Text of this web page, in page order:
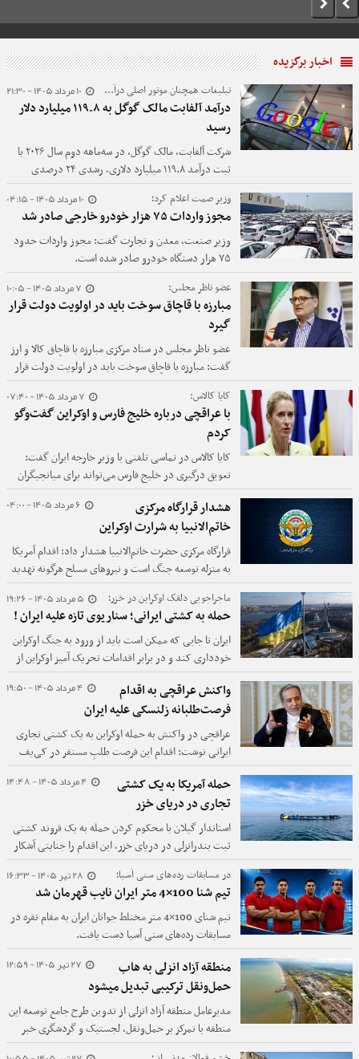
اخبار برگزیده
10 مرداد 1405 - 21:30 تبلیغات همچنان موتور اصلی درآمد گوگل؛
درآمد آلفابت مالک گوگل به ۱۱۹.۸ میلیارد دلار
رسید
شرکت آلفابت، مالک گوگل، در سه‌ماهه دوم سال ۲۰۲۶ با
ثبت درآمد ۱۱۹.۸ میلیارد دلاری، رشدی ۲۴ درصدی
نسبت به مدت مشابه سال گذشته را به ثبت رساند؛
عملکردی که فراتر از پیش‌بینی تحلیلگران بود.
10 مرداد 1405 - 04:15 وزیر صمت اعلام کرد؛
مجوز واردات ۷۵ هزار خودرو خارجی صادر شد
وزیر صنعت، معدن و تجارت گفت: مجوز واردات حدود
۷۵ هزار دستگاه خودرو صادر شده است.
7 مرداد 1405 - 10:05 عضو ناظر مجلس:
مبارزه با قاچاق سوخت باید در اولویت دولت قرار
گیرد
عضو ناظر مجلس در ستاد مرکزی مبارزه با قاچاق کالا و ارز
گفت: مبارزه با قاچاق سوخت باید در اولویت دولت قرار
گیرد
7 مرداد 1405 - 07:40 کایا کالاس:
با عراقچی درباره خلیج فارس و اوکراین گفت‌وگو
کردم
کایا کالاس در تماسی تلفنی با وزیر خارجه ایران گفت:
تعویق درگیری در خلیج فارس می‌تواند برای میانجیگران
وقت بخرد تا راهی برای بازگشت به دیپلماسی پیدا کرده و
از بازگشت به جنگ تمام عیار جلوگیری کنند.
6 مرداد 1405 - 04:00
هشدار قرارگاه مرکزی
خاتم‌الانبیا به شرارت اوکراین
قرارگاه مرکزی حضرت خاتم‌الانبیا هشدار داد: اقدام آمریکا
به منزله توسعه جنگ است و نیروهای مسلح هرگونه تهدید
و شرارت ارتش تروریست آن کشور را بی‌پاسخ نمی‌گذارند و
با آن برخورد خواهند کرد.
5 مرداد 1405 - 19:26 ماجراجویی دلقک اوکراین در خزر؛
حمله به کشتی ایرانی؛ سناریوی تازه علیه ایران !
ایران تا جایی که ممکن است باید از ورود به جنگ اوکراین
خودداری کند و در برابر اقدامات تحریک آمیز اوکراین از
خود خویشتنداری نشان دهد.
4 مرداد 1405 - 19:50
واکنش عراقچی به اقدام
فرصت‌طلبانه زلنسکی علیه ایران
عراقچی در واکنش به حمله اوکراین به یک کشتی تجاری
ایرانی نوشت: اقدام این فرصت طلبِ مستقر در کی‌یف
نمی‌تواند بی‌پاسخ بماند.
4 مرداد 1405 - 14:48
حمله آمریکا به یک کشتی
تجاری در دریای خزر
استاندار گیلان با محکوم کردن حمله به یک فروند کشتی
ثبت بندرانزلی در دریای خزر، این اقدام را جنایتی آشکار
علیه امنیت کشتیرانی و تجارت منطقه دانست.
28 تیر 1405 - 16:33 در مسابقات رده‌های سنی آسیا؛
تیم شنا 100×4 متر ایران نایب قهرمان شد
تیم شنای 100×4 متر مختلط جوانان ایران به مقام نقره در
مسابقات رده‌های سنی آسیا دست یافت.
27 تیر 1405 - 12:59
منطقه آزاد انزلی به هاب
حمل‌ونقل ترکیبی تبدیل میشود
مدیرعامل منطقه آزاد انزلی از تدوین طرح جامع توسعه این
منطقه با تمرکز بر حمل‌ونقل، لجستیک و گردشگری خبر
داد.